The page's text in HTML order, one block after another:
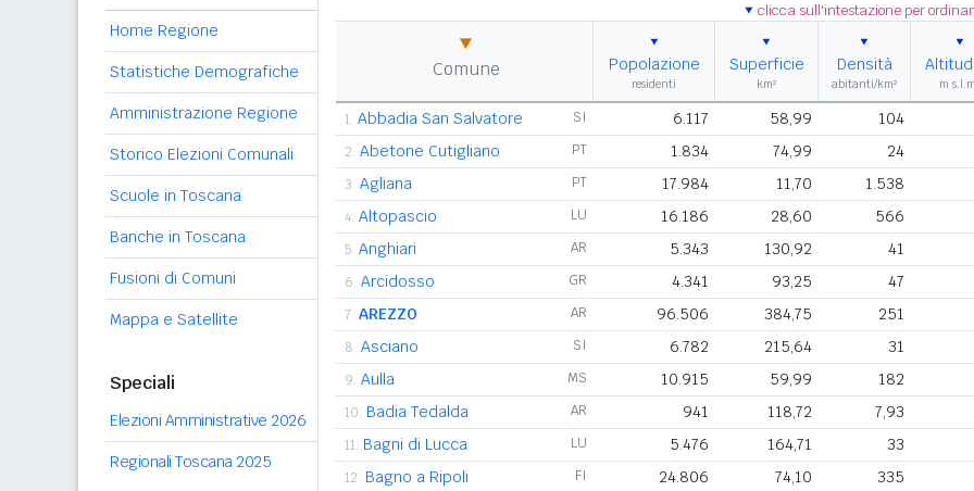
Home Regione
Statistiche Demografiche
Amministrazione Regione
Storico Elezioni Comunali
Scuole in Toscana
Banche in Toscana
Fusioni di Comuni
Mappa e Satellite
Speciali
Elezioni Amministrative 2026
Regionali Toscana 2025
clicca sull'intestazione per
Comune Popolazione
residenti
Superficie
km²
Densità
abitanti/km² m
1. Abbadia San Salvatore SI 6.117 58,99 104
2. Abetone Cutigliano PT 1.834 74,99 24
3. Agliana PT 17.984 11,70 1.538
4. Altopascio LU 16.186 28,60 566
5. Anghiari AR 5.343 130,92 41
6. Arcidosso GR 4.341 93,25 47
7. AREZZO AR 96.506 384,75 251
8. Asciano SI 6.782 215,64 31
9. Aulla MS 10.915 59,99 182
10. Badia Tedalda AR 941 118,72 7,93
11. Bagni di Lucca LU 5.476 164,71 33
12. Bagno a Ripoli FI 24.806 74,10 335